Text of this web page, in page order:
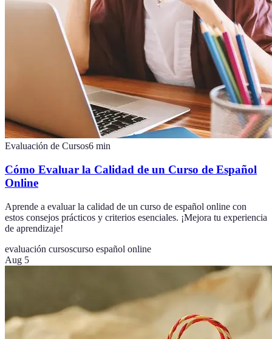
Evaluación de Cursos6 min
Cómo Evaluar la Calidad de un Curso de Español
Online
Aprende a evaluar la calidad de un curso de español online con
estos consejos prácticos y criterios esenciales. ¡Mejora tu experiencia
de aprendizaje!
evaluación cursoscurso español online
Aug 5